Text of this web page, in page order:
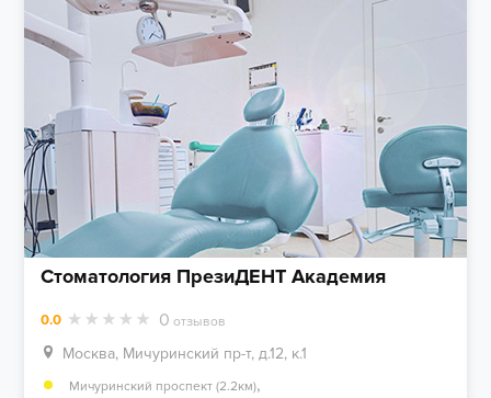
Стоматология ПрезиДЕНТ Академия
0.0 0 отзывов
Москва, Мичуринский пр-т, д.12, к.1
Мичуринский проспект (2.2км),